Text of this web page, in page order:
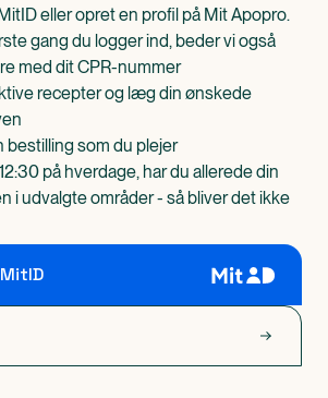
eller opret en profil på Mit Apopro.
gang du logger ind, beder vi også
med dit CPR-nummer
recepter og læg din ønskede
bestilling som du plejer
på hverdage, har du allerede din
i udvalgte områder - så bliver det ikke